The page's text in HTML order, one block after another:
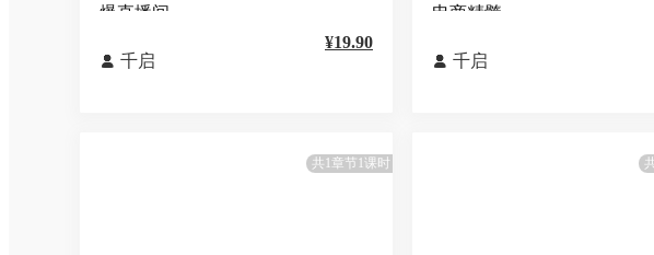
爆直播间
 千启
¥19.90
电商精髓
 千启
共1章节1课时